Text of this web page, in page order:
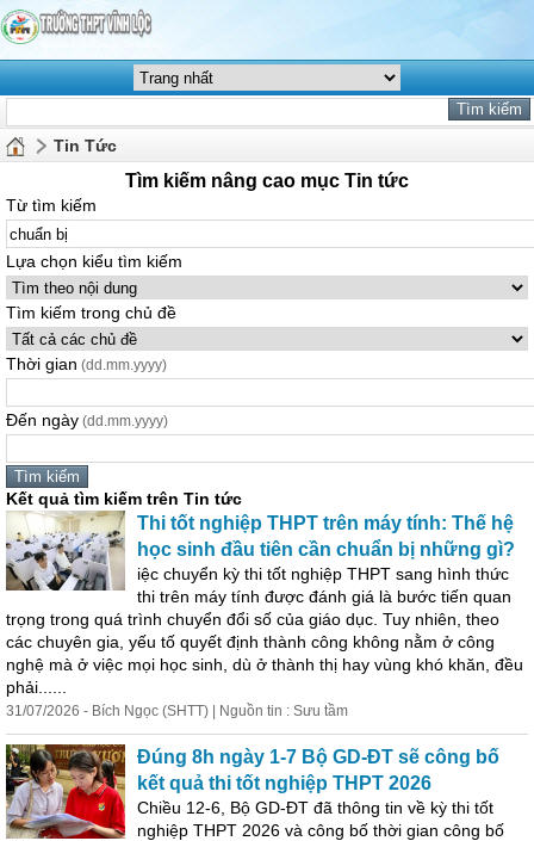
Tin Tức
Tìm kiếm nâng cao mục Tin tức
Từ tìm kiếm
Lựa chọn kiểu tìm kiếm
Tìm kiếm trong chủ đề
Thời gian (dd.mm.yyyy)
Đến ngày (dd.mm.yyyy)
Kết quả tìm kiếm trên Tin tức
Thi tốt nghiệp THPT trên máy tính: Thế hệ
học sinh đầu tiên cần chuẩn bị những gì?
iệc chuyển kỳ thi tốt nghiệp THPT sang hình thức
thi trên máy tính được đánh giá là bước tiến quan
trọng trong quá trình chuyển đổi số của giáo dục. Tuy nhiên, theo
các chuyên gia, yếu tố quyết định thành công không nằm ở công
nghệ mà ở việc mọi học sinh, dù ở thành thị hay vùng khó khăn, đều
phải......
31/07/2026 - Bích Ngọc (SHTT) | Nguồn tin : Sưu tầm
Đúng 8h ngày 1-7 Bộ GD-ĐT sẽ công bố
kết quả thi tốt nghiệp THPT 2026
Chiều 12-6, Bộ GD-ĐT đã thông tin về kỳ thi tốt
nghiệp THPT 2026 và công bố thời gian công bố